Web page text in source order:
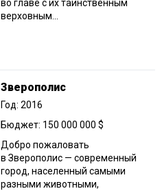
во главе с их таинственным
верховным...
Зверополис
Год: 2016
Бюджет: 150 000 000 $
Добро пожаловать
в Зверополис — современный
город, населенный самыми
разными животными,